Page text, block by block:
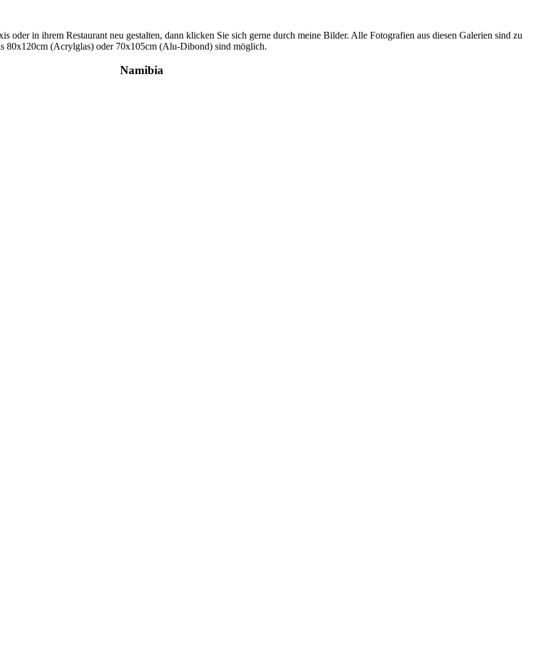
oder in ihrem Restaurant neu gestalten, dann klicken Sie sich gerne durch meine Bilder. Alle Fotografien aus diesen Galerien sind zu
(Acrylglas) oder 70x105cm (Alu-Dibond) sind möglich.
Namibia